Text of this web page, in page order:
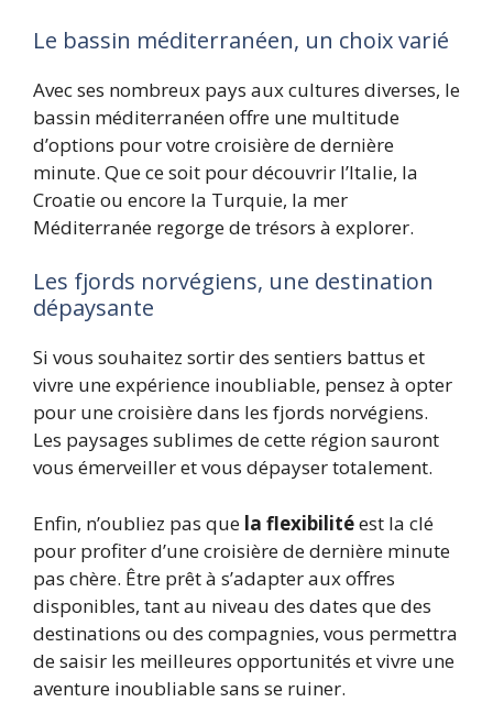
Le bassin méditerranéen, un choix varié
Avec ses nombreux pays aux cultures diverses, le
bassin méditerranéen offre une multitude
d’options pour votre croisière de dernière
minute. Que ce soit pour découvrir l’Italie, la
Croatie ou encore la Turquie, la mer
Méditerranée regorge de trésors à explorer.
Les fjords norvégiens, une destination
dépaysante
Si vous souhaitez sortir des sentiers battus et
vivre une expérience inoubliable, pensez à opter
pour une croisière dans les fjords norvégiens.
Les paysages sublimes de cette région sauront
vous émerveiller et vous dépayser totalement.
Enfin, n’oubliez pas que la flexibilitéest la clé
pour profiter d’une croisière de dernière minute
pas chère. Être prêt à s’adapter aux offres
disponibles, tant au niveau des dates que des
destinations ou des compagnies, vous permettra
de saisir les meilleures opportunités et vivre une
aventure inoubliable sans se ruiner.